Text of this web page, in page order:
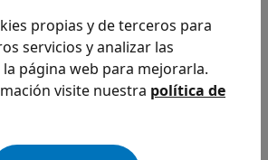
propias y de terceros para
servicios y analizar las
página web para mejorarla.
visite nuestra política de